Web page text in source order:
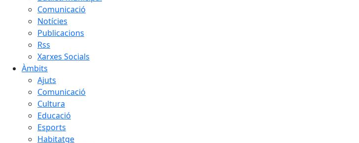
Comunicació
Notícies
Publicacions
Rss
Xarxes Socials
Àmbits
Ajuts
Comunicació
Cultura
Educació
Esports
Habitatge